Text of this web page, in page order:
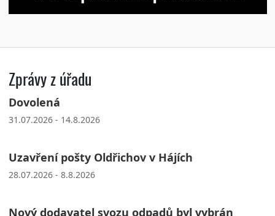
Zprávy z úřadu
Dovolená
31.07.2026 - 14.8.2026
Uzavření pošty Oldřichov v Hájích
28.07.2026 - 8.8.2026
Nový dodavatel svozu odpadů byl vybrán